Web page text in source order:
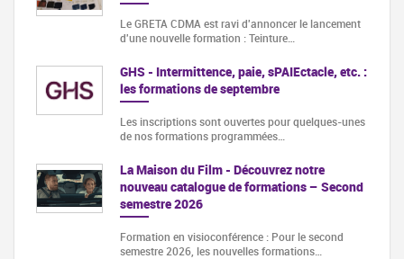
Le GRETA CDMA est ravi d'annoncer le lancement
d'une nouvelle formation : Teinture…
GHS - Intermittence, paie, sPAIEctacle, etc. :
les formations de septembre
Les inscriptions sont ouvertes pour quelques-unes
de nos formations programmées…
La Maison du Film - Découvrez notre
nouveau catalogue de formations – Second
semestre 2026
Formation en visioconférence : Pour le second
semestre 2026, les nouvelles formations…